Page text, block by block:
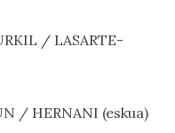
/ LASARTE-
/ HERNANI (eskua)